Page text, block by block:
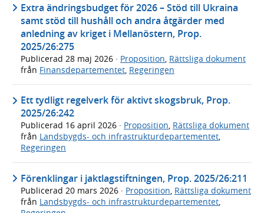
Extra ändringsbudget för 2026 – Stöd till Ukraina
samt stöd till hushåll och andra åtgärder med
anledning av kriget i Mellanöstern, Prop.
2025/26:275
Publicerad 28 maj 2026 · Proposition, Rättsliga dokument
från Finansdepartementet, Regeringen
Ett tydligt regelverk för aktivt skogsbruk, Prop.
2025/26:242
Publicerad 16 april 2026 · Proposition, Rättsliga dokument
från Landsbygds- och infrastrukturdepartementet,
Regeringen
Förenklingar i jaktlagstiftningen, Prop. 2025/26:211
Publicerad 20 mars 2026 · Proposition, Rättsliga dokument
från Landsbygds- och infrastrukturdepartementet,